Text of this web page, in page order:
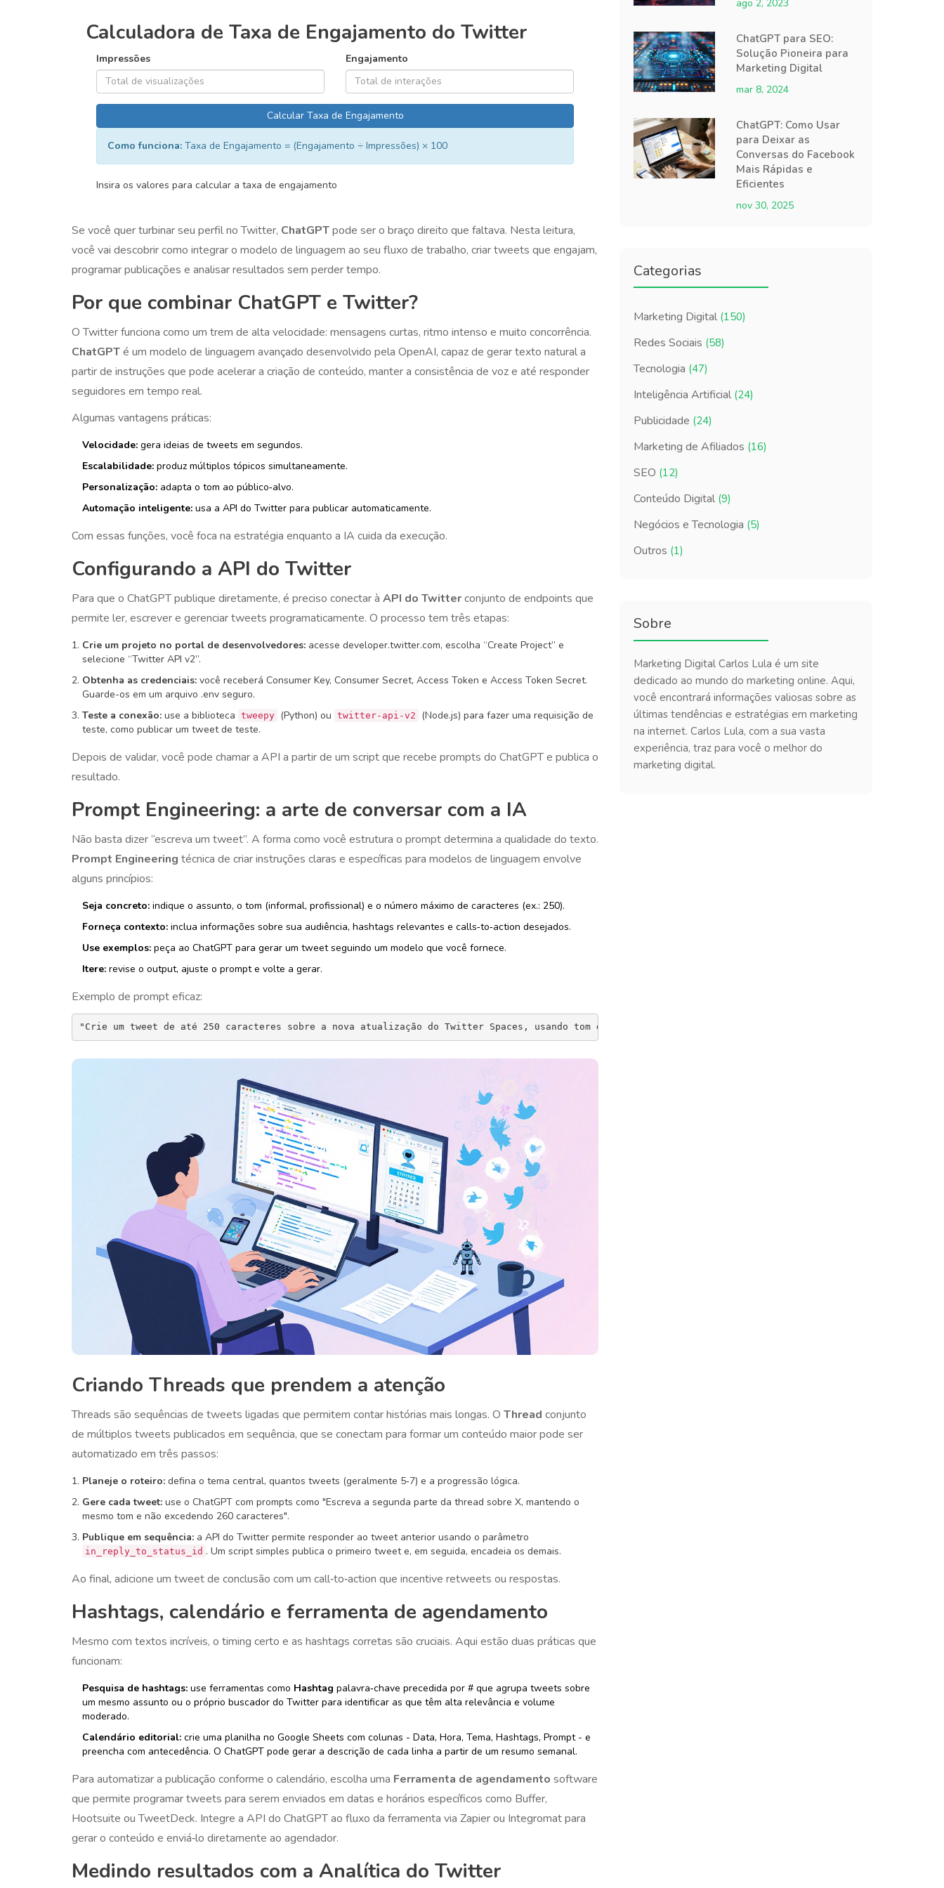
Calculadora de Taxa de Engajamento do Twitter
Impressões Engajamento
Calcular Taxa de Engajamento
Como funciona: Taxa de Engajamento = (Engajamento ÷ Impressões) × 100
Insira os valores para calcular a taxa de engajamento
Se você quer turbinar seu perfil no Twitter, ChatGPTpode ser o braço direito que faltava. Nesta leitura,
você vai descobrir como integrar o modelo de linguagem ao seu fluxo de trabalho, criar tweets que engajam,
programar publicações e analisar resultados sem perder tempo.
Por que combinar ChatGPT e Twitter?
O Twitter funciona como um trem de alta velocidade: mensagens curtas, ritmo intenso e muito concorrência.
ChatGPTé um modelo de linguagem avançado desenvolvido pela OpenAI, capaz de gerar texto natural a
partir de instruções que pode acelerar a criação de conteúdo, manter a consistência de voz e até responder
seguidores em tempo real.
Algumas vantagens práticas:
Velocidade: gera ideias de tweets em segundos.
Escalabilidade: produz múltiplos tópicos simultaneamente.
Personalização: adapta o tom ao público‑alvo.
Automação inteligente: usa a API do Twitter para publicar automaticamente.
Com essas funções, você foca na estratégia enquanto a IA cuida da execução.
Configurando a API do Twitter
Para que o ChatGPT publique diretamente, é preciso conectar à API do Twitterconjunto de endpoints que
permite ler, escrever e gerenciar tweets programaticamente. O processo tem três etapas:
Crie um projeto no portal de desenvolvedores: acesse developer.twitter.com, escolha “Create Project” e
selecione “Twitter API v2”.
Obtenha as credenciais: você receberá Consumer Key, Consumer Secret, Access Token e Access Token Secret.
Guarde-os em um arquivo .env seguro.
Teste a conexão: use a biblioteca tweepy (Python) ou twitter-api-v2
(Node.js) para fazer uma requisição de
teste, como publicar um tweet de teste.
Depois de validar, você pode chamar a API a partir de um script que recebe prompts do ChatGPT e publica o
resultado.
Prompt Engineering: a arte de conversar com a IA
Não basta dizer “escreva um tweet”. A forma como você estrutura o prompt determina a qualidade do texto.
Prompt Engineering técnica de criar instruções claras e específicas para modelos de linguagem envolve
alguns princípios:
Seja concreto: indique o assunto, o tom (informal, profissional) e o número máximo de caracteres (ex.: 250).
Forneça contexto: inclua informações sobre sua audiência, hashtags relevantes e calls‑to‑action desejados.
Use exemplos: peça ao ChatGPT para gerar um tweet seguindo um modelo que você fornece.
Itere: revise o output, ajuste o prompt e volte a gerar.
Exemplo de prompt eficaz:
"Crie um tweet de até 250 caracteres sobre a nova atualização do Twitter Spaces, usando tom descontraído, incluindo as hashtags #TwitterSpaces e
Criando Threads que prendem a atenção
Threads são sequências de tweets ligadas que permitem contar histórias mais longas. O Thread conjunto
de múltiplos tweets publicados em sequência, que se conectam para formar um conteúdo maiorpode ser
automatizado em três passos:
Planeje o roteiro: defina o tema central, quantos tweets (geralmente 5‑7) e a progressão lógica.
Gere cada tweet: use o ChatGPT com prompts como "Escreva a segunda parte da thread sobre X, mantendo o
mesmo tom e não excedendo 260 caracteres".
Publique em sequência: a API do Twitter permite responder ao tweet anterior usando o parâmetro
in_reply_to_status_id . Um script simples publica o primeiro tweet e, em seguida, encadeia os demais.
Ao final, adicione um tweet de conclusão com um call‑to‑action que incentive retweets ou respostas.
Hashtags, calendário e ferramenta de agendamento
Mesmo com textos incríveis, o timing certo e as hashtags corretas são cruciais. Aqui estão duas práticas que
funcionam:
Pesquisa de hashtags: use ferramentas como Hashtag palavra‑chave precedida por # que agrupa tweets sobre
um mesmo assunto ou o próprio buscador do Twitter para identificar as que têm alta relevância e volume
moderado.
Calendário editorial: crie uma planilha no Google Sheets com colunas - Data, Hora, Tema, Hashtags, Prompt - e
preencha com antecedência. O ChatGPT pode gerar a descrição de cada linha a partir de um resumo semanal.
Para automatizar a publicação conforme o calendário, escolha uma Ferramenta de agendamento software
que permite programar tweets para serem enviados em datas e horários específicos como Buffer,
Hootsuite ou TweetDeck. Integre a API do ChatGPT ao fluxo da ferramenta via Zapier ou Integromat para
gerar o conteúdo e enviá‑lo diretamente ao agendador.
Medindo resultados com a Analítica do Twitter
ago 2, 2023
ChatGPT para SEO:
Solução Pioneira para
Marketing Digital
mar 8, 2024
ChatGPT: Como Usar
para Deixar as
Conversas do Facebook
Mais Rápidas e
Eficientes
nov 30, 2025
Categorias
Marketing Digital (150)
Redes Sociais (58)
Tecnologia (47)
Inteligência Artificial (24)
Publicidade (24)
Marketing de Afiliados (16)
SEO (12)
Conteúdo Digital (9)
Negócios e Tecnologia (5)
Outros (1)
Sobre
Marketing Digital Carlos Lula é um site
dedicado ao mundo do marketing online. Aqui,
você encontrará informações valiosas sobre as
últimas tendências e estratégias em marketing
na internet. Carlos Lula, com a sua vasta
experiência, traz para você o melhor do
marketing digital.